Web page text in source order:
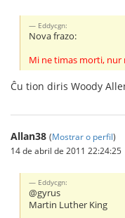
Eddycgn:
Nova frazo:
Mi ne timas morti, nur
Ĉu tion diris Woody
Allan38 (Mostrar o perfil)
14 de abril de 2011 22:24:25
Eddycgn:
@gyrus
Martin Luther King